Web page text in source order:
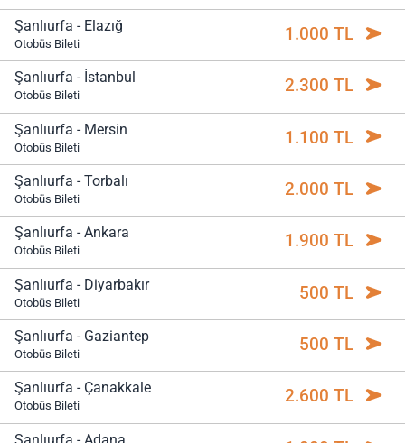
Şanlıurfa - Elazığ
Otobüs Bileti 1.000 TL
Şanlıurfa - İstanbul
Otobüs Bileti 2.300 TL
Şanlıurfa - Mersin
Otobüs Bileti 1.100 TL
Şanlıurfa - Torbalı
Otobüs Bileti 2.000 TL
Şanlıurfa - Ankara
Otobüs Bileti 1.900 TL
Şanlıurfa - Diyarbakır
Otobüs Bileti 500 TL
Şanlıurfa - Gaziantep
Otobüs Bileti 500 TL
Şanlıurfa - Çanakkale
Otobüs Bileti 2.600 TL